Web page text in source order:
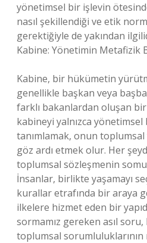
yönetimsel bir işlevin
nasıl şekillendiği ve etik
gerektiğiyle de yakından
Kabine: Yönetimin Metafizik
Kabine, bir hükümetin
genellikle başkan veya
farklı bakanlardan oluşan
kabineyi yalnızca yönetimsel
tanımlamak, onun toplumsal
göz ardı etmek olur. Her
toplumsal sözleşmenin
İnsanlar, birlikte yaşamayı
kurallar etrafında bir araya
ilkelere hizmet eden bir
sormamız gereken asıl
toplumsal